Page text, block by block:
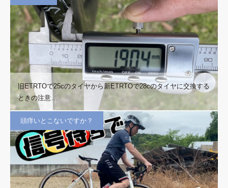
旧ETRTOで25cのタイヤから新ETRTOで28cのタイヤに交換する
ときの注意…
頭痒いとこないですか？